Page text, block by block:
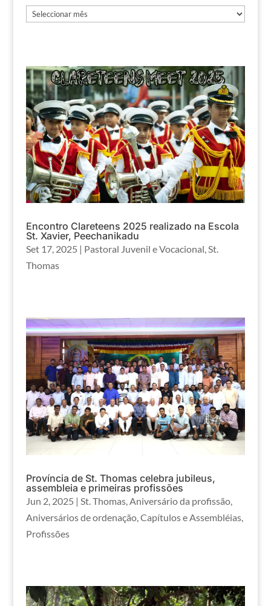
Arquivos
Encontro Clareteens 2025 realizado na Escola
St. Xavier, Peechanikadu
Set 17, 2025 | Pastoral Juvenil e Vocacional,St.
Thomas
Província de St. Thomas celebra jubileus,
assembleia e primeiras profissões
Jun 2, 2025 | St. Thomas,Aniversário da profissão,
Aniversários de ordenação,Capítulos e Assembléias,
Profissões